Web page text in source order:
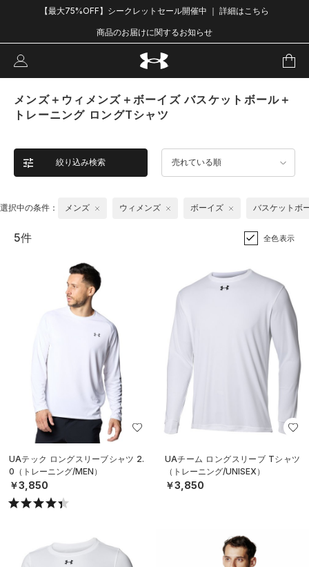
【最大75%OFF】シークレットセール開催中 ｜ 詳細はこちら
商品のお届けに関するお知らせ
メンズ＋ウィメンズ＋ボーイズ バスケットボール＋
トレーニング ロングTシャツ
絞り込み検索 売れている順
選択中の条件： メンズ ウィメンズ ボーイズ バスケットボ
5件 全色表示
UAテック ロングスリーブシャツ 2.
0（トレーニング/MEN）
￥3,850
UAチーム ロングスリーブ Tシャツ
（トレーニング/UNISEX）
￥3,850